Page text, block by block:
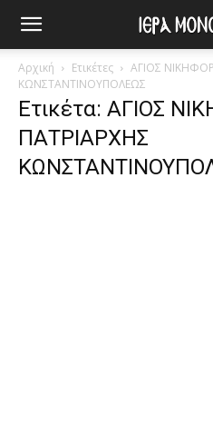
Αρχική Ετικέτες
ΑΓΙΟΣ
ΚΩΝΣΤΑΝΤΙΝΟΥΠΟΛΕΩΣ
Ετικέτα: ΑΓΙΟΣ
ΠΑΤΡΙΑΡΧΗΣ